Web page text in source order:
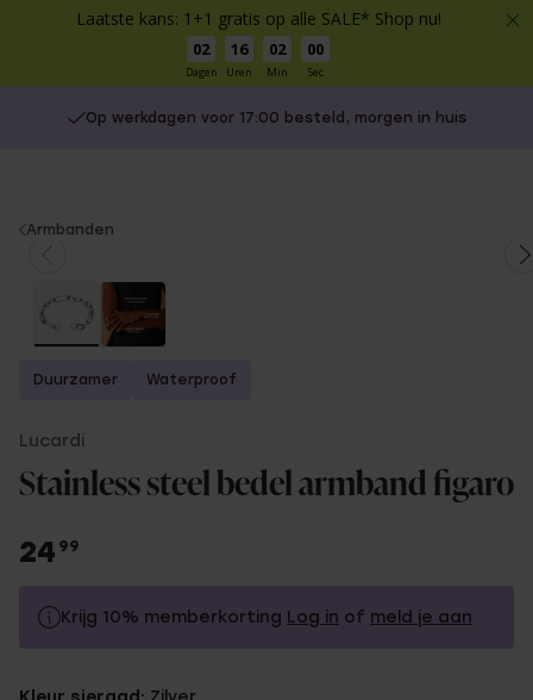
Laatste kans: 1+1 gratis op alle SALE* Shop nu!
02
Dagen
16
Uren
02
Min
00
Sec
Op werkdagen voor 17:00 besteld, morgen in huis
You
Armbanden
Duurzamer Waterproof
Lucardi
Stainless steel bedel armband figaro
24 99
Krijg 10% memberkorting Log in of meld je aan
Zonder memberkorting